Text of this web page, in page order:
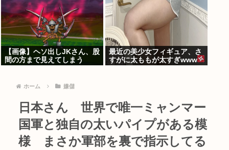
【画像】ヘソ出しJKさん、股
間の方まで見えてしまう
最近の美少女フィギュア、さ
すがに太ももが太すぎwww
ホーム 嫌儲
日本さん 世界で唯一ミャンマー
国軍と独自の太いパイプがある模
様 まさか軍部を裏で指示してる